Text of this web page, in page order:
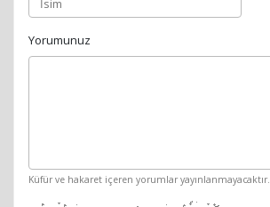
Yorumunuz
Küfür ve hakaret içeren yorumlar yayınlanmayacaktır.